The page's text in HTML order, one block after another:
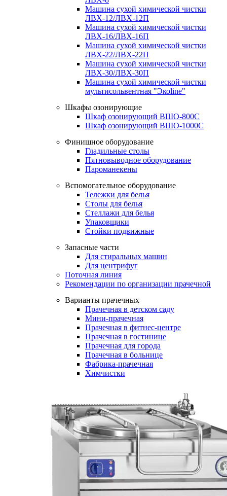
Машина сухой химической чистки
ЛВХ-12/ЛВХ-12П
Машина сухой химической чистки
ЛВХ-16/ЛВХ-16П
Машина сухой химической чистки
ЛВХ-22/ЛВХ-22П
Машина сухой химической чистки
ЛВХ-30/ЛВХ-30П
Машина сухой химической чистки
мультисольвентная "Экоline"
Шкафы озонирующие
Шкаф озонирующий ВШО-800С
Шкаф озонирующий ВШО-1000С
Финишное оборудование
Гладильные столы
Пятновыводное оборудование
Пароманекены
Вспомогательное оборудование
Тележки для белья
Столы для белья
Стеллажи для белья
Упаковщики
Стойки подвижные
Запасные части
Для стиральных машин
Для центрифуг
Поточная линия
Рекомендации по организации прачечной
Варианты прачечных
Прачечная в детском саду
Мини-прачечная
Прачечная в фитнес-центре
Прачечная в гостинице
Прачечная для города
Прачечная в больнице
Фабрика-прачечная
Химчистки